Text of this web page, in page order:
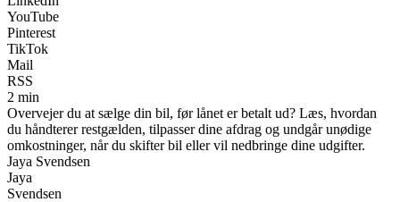
YouTube
Pinterest
TikTok
Mail
RSS
2 min
Overvejer du at sælge din bil, før lånet er betalt ud? Læs, hvordan
du håndterer restgælden, tilpasser dine afdrag og undgår unødige
omkostninger, når du skifter bil eller vil nedbringe dine udgifter.
Jaya Svendsen
Jaya
Svendsen